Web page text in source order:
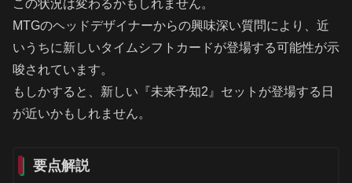
この状況は変わるかもしれません。
MTGのヘッドデザイナーからの興味深い質問により、近
いうちに新しいタイムシフトカードが登場する可能性が示
唆されています。
もしかすると、新しい『未来予知2』セットが登場する日
が近いかもしれません。
要点解説